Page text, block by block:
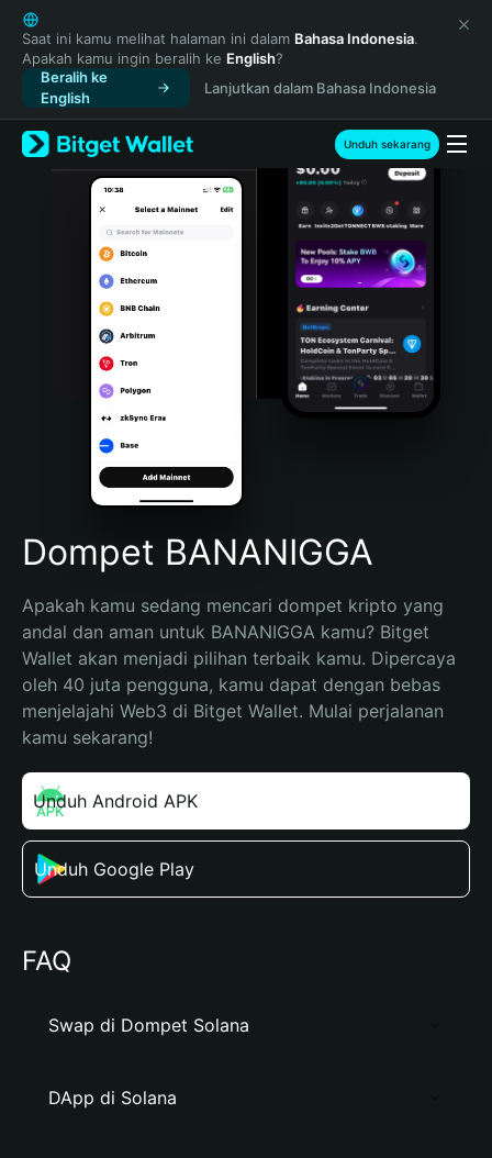
English
日本語
Tiếng Việt
Русский
Español (Latinoamérica)
Türkçe
Italiano
Português (Portugal)
Bahasa Indonesia
Português (Brasil)
Español (Argentina)
Saat ini kamu melihat halaman ini dalam Bahasa Indonesia.
Apakah kamu ingin beralih ke English?
Beralih ke
English
Lanjutkan dalam Bahasa Indonesia
Unduh sekarang
Dompet BANANIGGA
Apakah kamu sedang mencari dompet kripto yang
andal dan aman untuk BANANIGGA kamu? Bitget
Wallet akan menjadi pilihan terbaik kamu. Dipercaya
oleh 40 juta pengguna, kamu dapat dengan bebas
menjelajahi Web3 di Bitget Wallet. Mulai perjalanan
kamu sekarang!
Unduh Android APK
Unduh Google Play
FAQ
Swap di Dompet Solana
DApp di Solana